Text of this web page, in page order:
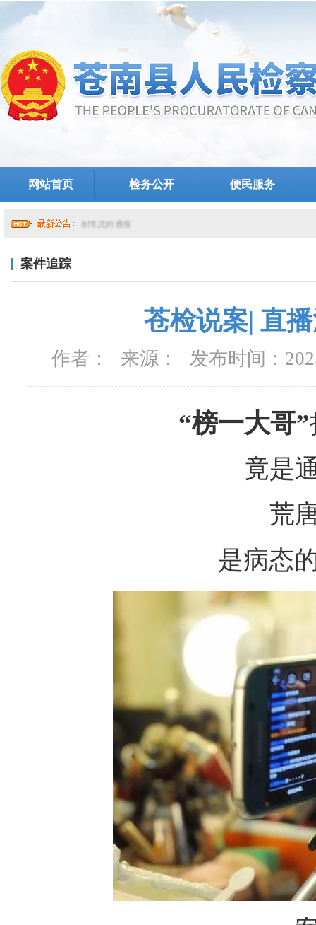
网站首页 检务公开 便民服务
提级巡察整改情况的通报
案件追踪
苍检说案| 直
作者： 来源： 发布时间：
“榜一大哥”
竟是
荒
是病态